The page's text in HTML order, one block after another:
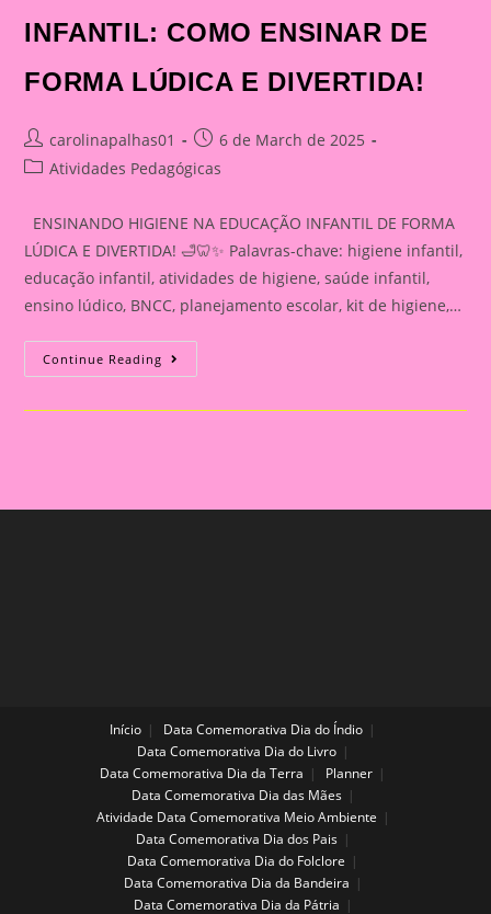
INFANTIL: COMO ENSINAR DE
FORMA LÚDICA E DIVERTIDA!
Post
author:
carolinapalhas01
Post
published:
6 de March de 2025
PostAtividades Pedagógicas
ENSINANDO HIGIENE NA EDUCAÇÃO INFANTIL DE FORMA
LÚDICA E DIVERTIDA! 🛁🦷✨ Palavras-chave: higiene infantil,
educação infantil, atividades de higiene, saúde infantil,
ensino lúdico, BNCC, planejamento escolar, kit de higiene,…
Continue Reading HIGIENE
NA
INFANTIL:
DIVERTIDA!
Início
Data Comemorativa Dia do Índio
Data Comemorativa Dia do Livro
Data Comemorativa Dia da Terra
Planner
Data Comemorativa Dia das Mães
Atividade Data Comemorativa Meio Ambiente
Data Comemorativa Dia dos Pais
Data Comemorativa Dia do Folclore
Data Comemorativa Dia da Bandeira
Data Comemorativa Dia da Pátria